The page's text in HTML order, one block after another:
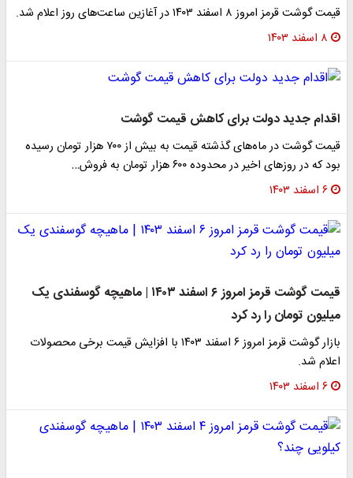
قیمت گوشت قرمز امروز ۸ اسفند ۱۴۰۳ در آغازین ساعت‌های روز اعلام شد.
۸ اسفند ۱۴۰۳
اقدام جدید دولت برای کاهش قیمت گوشت
قیمت گوشت در ماه‌های گذشته قیمت به بیش از ۷۰۰ هزار تومان رسیده
بود که در روزهای اخیر در محدوده ۶۰۰ هزار تومان به فروش…
۶ اسفند ۱۴۰۳
قیمت گوشت قرمز امروز ۶ اسفند ۱۴۰۳ | ماهیچه گوسفندی یک
میلیون تومان را رد کرد
بازار گوشت قرمز امروز ۶ اسفند ۱۴۰۳ با افزایش قیمت برخی محصولات
اعلام شد.
۶ اسفند ۱۴۰۳